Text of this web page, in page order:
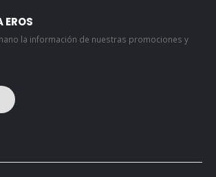
EROS
la información de nuestras promociones y